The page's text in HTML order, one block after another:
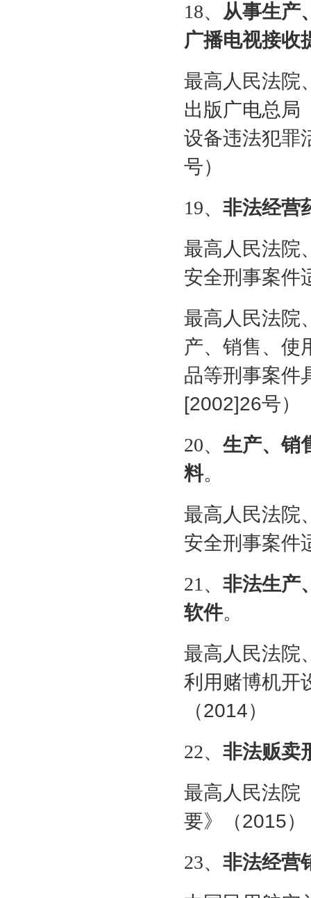
18、 从事生产
广播电视接收
最高人民法院
出版广电总局
设备违法犯罪
号）
19、 非法经营
最高人民法院
安全刑事案件
最高人民法院
产、销售、使
品等刑事案件
[2002]26号）
20、 生产、销
料。
最高人民法院
安全刑事案件
21 、 非法生产
软件。
最高人民法院
利用赌博机开
（2014）
22、 非法贩卖
最高人民法院
要》（2015）
23、 非法经营